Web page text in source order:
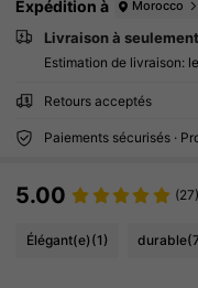
Expédition à Morocco
Livraison à
Estimation de livraison:
Retours acceptés
Paiements sécurisés ·
5.00 (27)
Élégant(e)(1) durable